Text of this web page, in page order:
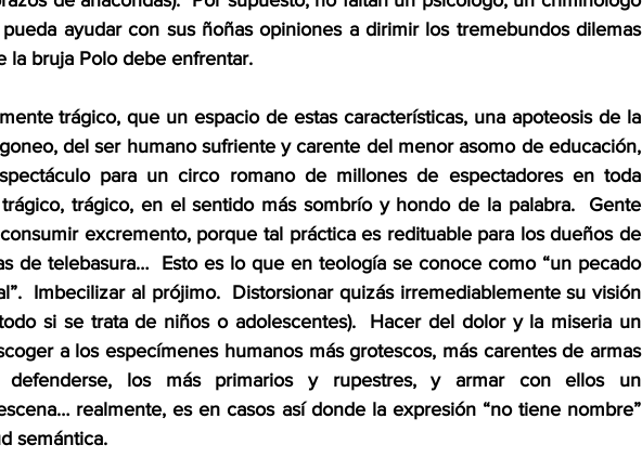
ayudar con sus ñoñas opiniones a dirimir los tremebundos dilemas
la bruja Polo debe enfrentar.
trágico, que un espacio de estas características, una apoteosis de la
del ser humano sufriente y carente del menor asomo de educación,
para un circo romano de millones de espectadores en toda
trágico, en el sentido más sombrío y hondo de la palabra.  Gente
excremento, porque tal práctica es redituable para los dueños de
de telebasura…  Esto es lo que en teología se conoce como “un pecado
Imbecilizar al prójimo.  Distorsionar quizás irremediablemente su visión
si se trata de niños o adolescentes).  Hacer del dolor y la miseria un
a los especímenes humanos más grotescos, más carentes de armas
defenderse, los más primarios y rupestres, y armar con ellos un
realmente, es en casos así donde la expresión “no tiene nombre”
semántica.